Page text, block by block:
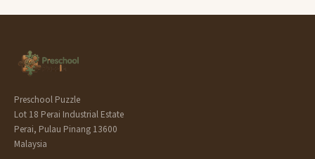
Preschool Puzzle
Lot 18 Perai Industrial Estate
Perai, Pulau Pinang 13600
Malaysia